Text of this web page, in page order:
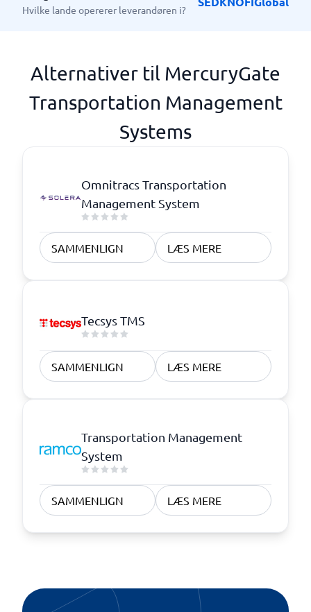
Hvilke lande opererer leverandøren i?
Alternativer til MercuryGate
Transportation Management
Systems
Omnitracs Transportation
Management System
SAMMENLIGN LÆS MERE
Tecsys TMS
SAMMENLIGN LÆS MERE
Transportation Management
System
SAMMENLIGN LÆS MERE